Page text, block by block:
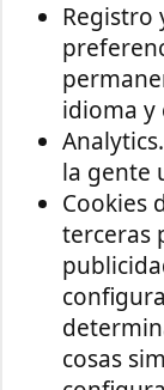
Registro
idioma y
la gente
Cookies
terceras
cosas